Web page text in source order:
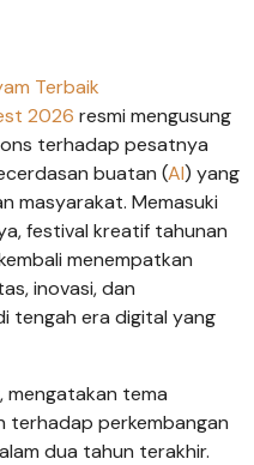
Terbaik
2026 resmi mengusung
terhadap pesatnya
buatan (AI) yang
masyarakat. Memasuki
festival kreatif tahunan
menempatkan
inovasi, dan
tengah era digital yang
mengatakan tema
terhadap perkembangan
dua tahun terakhir.